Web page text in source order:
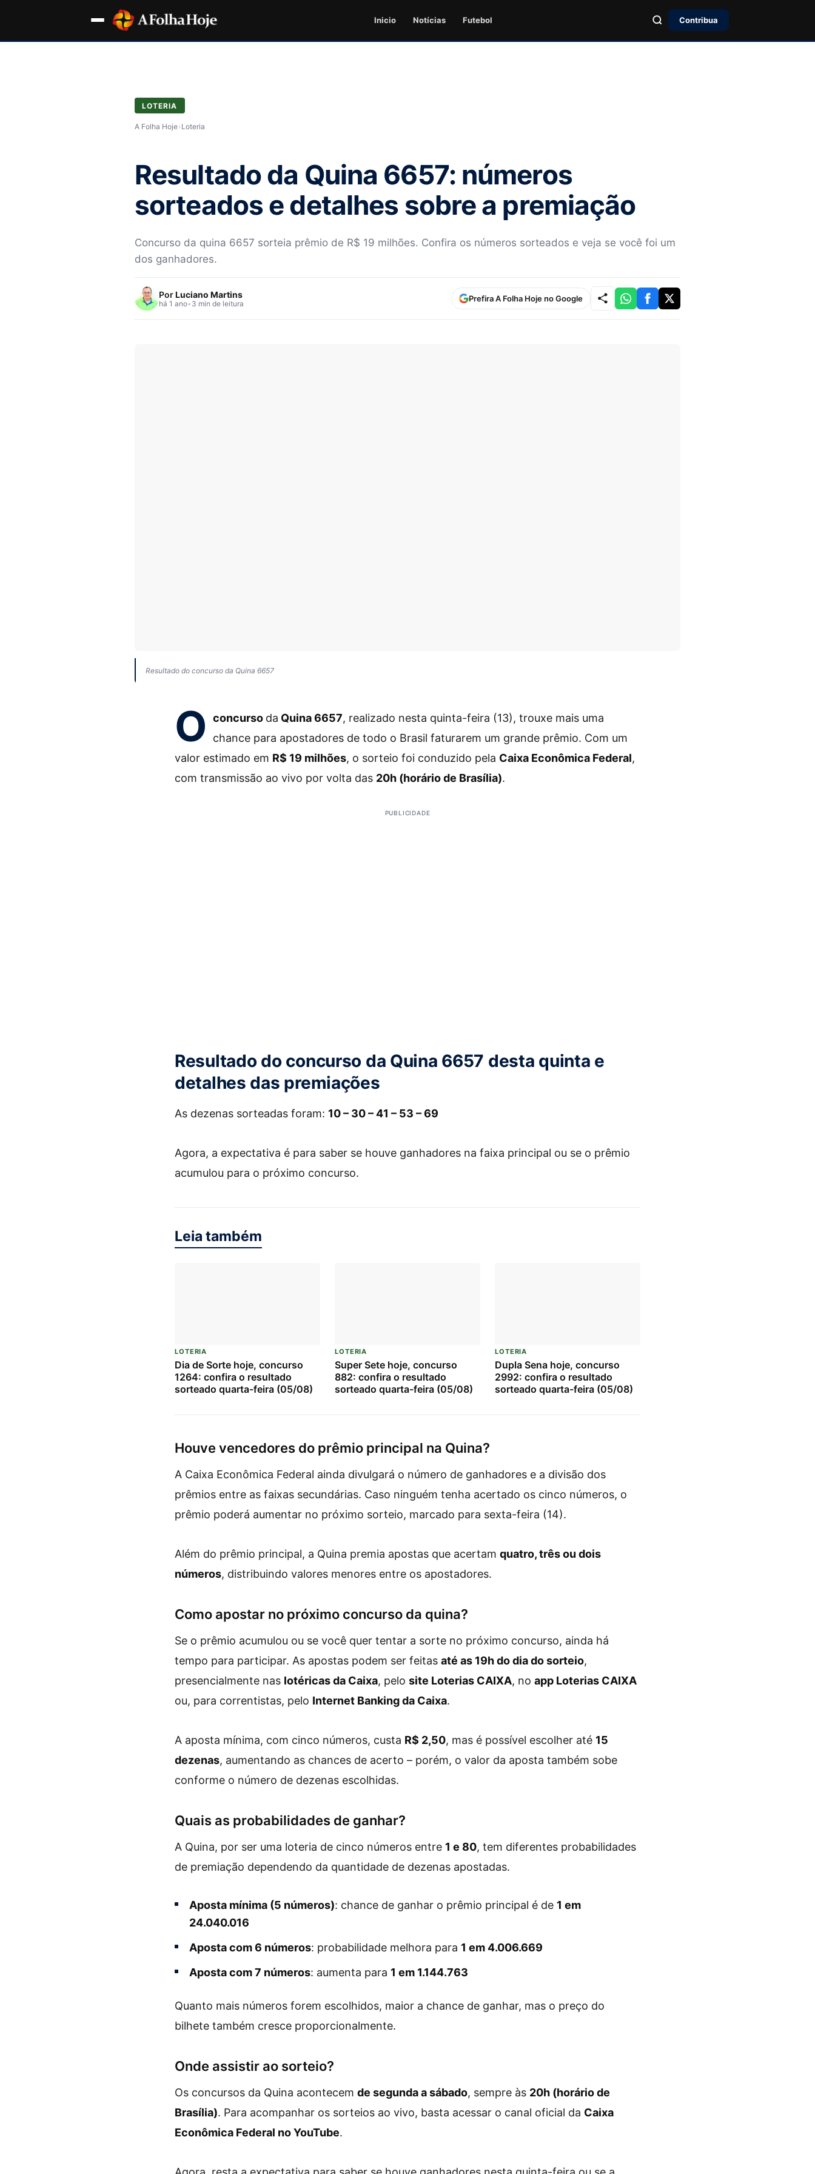
Inicio Notícias Futebol Contribua
LOTERIA
A Folha Hoje› Loteria
Resultado da Quina 6657: números
sorteados e detalhes sobre a premiação
Concurso da quina 6657 sorteia prêmio de R$ 19 milhões. Confira os números sorteados e veja se você foi um
dos ganhadores.
PorLuciano Martins
há 1 ano• 3 min de leitura
Prefira A Folha Hoje no Google
Resultado do concurso da Quina 6657
O concurso da Quina 6657, realizado nesta quinta-feira (13), trouxe mais uma
chance para apostadores de todo o Brasil faturarem um grande prêmio. Com um
valor estimado em R$ 19 milhões, o sorteio foi conduzido pela Caixa Econômica Federal,
com transmissão ao vivo por volta das 20h (horário de Brasília).
PUBLICIDADE
Resultado do concurso da Quina 6657 desta quinta e
detalhes das premiações
As dezenas sorteadas foram: 10 – 30 – 41 – 53 – 69
Agora, a expectativa é para saber se houve ganhadores na faixa principal ou se o prêmio
acumulou para o próximo concurso.
Leia também
LOTERIA
Dia de Sorte hoje, concurso
1264: confira o resultado
sorteado quarta-feira (05/08)
LOTERIA
Super Sete hoje, concurso
882: confira o resultado
sorteado quarta-feira (05/08)
LOTERIA
Dupla Sena hoje, concurso
2992: confira o resultado
sorteado quarta-feira (05/08)
Houve vencedores do prêmio principal na Quina?
A Caixa Econômica Federal ainda divulgará o número de ganhadores e a divisão dos
prêmios entre as faixas secundárias. Caso ninguém tenha acertado os cinco números, o
prêmio poderá aumentar no próximo sorteio, marcado para sexta-feira (14).
Além do prêmio principal, a Quina premia apostas que acertam quatro, três ou dois
números, distribuindo valores menores entre os apostadores.
Como apostar no próximo concurso da quina?
Se o prêmio acumulou ou se você quer tentar a sorte no próximo concurso, ainda há
tempo para participar. As apostas podem ser feitas até as 19h do dia do sorteio,
presencialmente nas lotéricas da Caixa, pelo site Loterias CAIXA, no app Loterias CAIXA
ou, para correntistas, pelo Internet Banking da Caixa.
A aposta mínima, com cinco números, custa R$ 2,50, mas é possível escolher até 15
dezenas, aumentando as chances de acerto – porém, o valor da aposta também sobe
conforme o número de dezenas escolhidas.
Quais as probabilidades de ganhar?
A Quina, por ser uma loteria de cinco números entre 1 e 80, tem diferentes probabilidades
de premiação dependendo da quantidade de dezenas apostadas.
Aposta mínima (5 números): chance de ganhar o prêmio principal é de 1 em
24.040.016
Aposta com 6 números: probabilidade melhora para 1 em 4.006.669
Aposta com 7 números: aumenta para 1 em 1.144.763
Quanto mais números forem escolhidos, maior a chance de ganhar, mas o preço do
bilhete também cresce proporcionalmente.
Onde assistir ao sorteio?
Os concursos da Quina acontecem de segunda a sábado, sempre às 20h (horário de
Brasília). Para acompanhar os sorteios ao vivo, basta acessar o canal oficial da Caixa
Econômica Federal no YouTube.